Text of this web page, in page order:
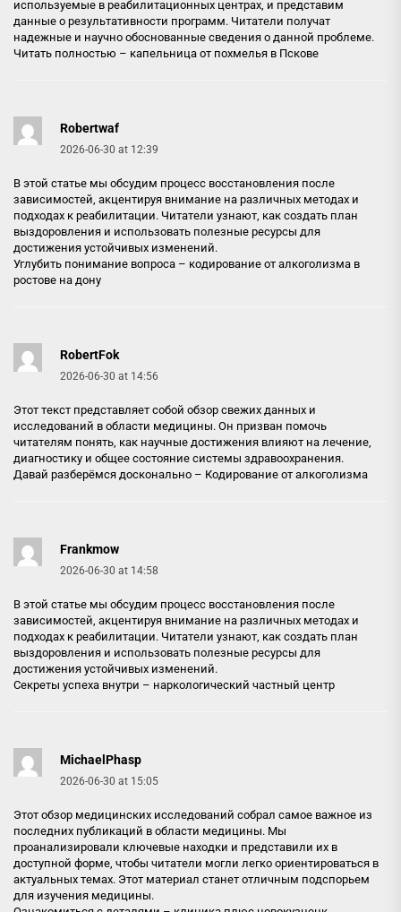
используемые в реабилитационных центрах, и представим
данные о результативности программ. Читатели получат
надежные и научно обоснованные сведения о данной проблеме.
Читать полностью – капельница от похмелья в Пскове
Robertwaf
2026-06-30 at 12:39
В этой статье мы обсудим процесс восстановления после
зависимостей, акцентируя внимание на различных методах и
подходах к реабилитации. Читатели узнают, как создать план
выздоровления и использовать полезные ресурсы для
достижения устойчивых изменений.
Углубить понимание вопроса – кодирование от алкоголизма в
ростове на дону
RobertFok
2026-06-30 at 14:56
Этот текст представляет собой обзор свежих данных и
исследований в области медицины. Он призван помочь
читателям понять, как научные достижения влияют на лечение,
диагностику и общее состояние системы здравоохранения.
Давай разберёмся досконально – Кодирование от алкоголизма
Frankmow
2026-06-30 at 14:58
В этой статье мы обсудим процесс восстановления после
зависимостей, акцентируя внимание на различных методах и
подходах к реабилитации. Читатели узнают, как создать план
выздоровления и использовать полезные ресурсы для
достижения устойчивых изменений.
Секреты успеха внутри – наркологический частный центр
MichaelPhasp
2026-06-30 at 15:05
Этот обзор медицинских исследований собрал самое важное из
последних публикаций в области медицины. Мы
проанализировали ключевые находки и представили их в
доступной форме, чтобы читатели могли легко ориентироваться в
актуальных темах. Этот материал станет отличным подспорьем
для изучения медицины.